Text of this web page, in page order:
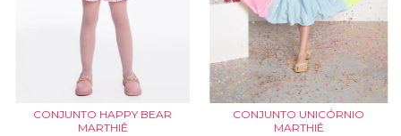
CONJUNTO HAPPY BEAR
MARTHIÊ
CONJUNTO UNICÓRNIO
MARTHIÊ